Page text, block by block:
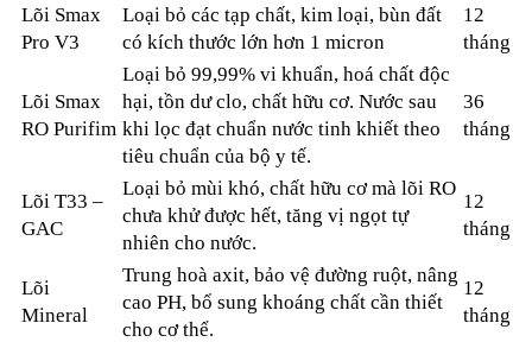
Lõi Smax
Pro V3
Loại bỏ các tạp chất, kim loại, bùn đất
có kích thước lớn hơn 1 micron
12
tháng
Lõi Smax
RO Purifim
Loại bỏ 99,99% vi khuẩn, hoá chất độc
hại, tồn dư clo, chất hữu cơ. Nước sau
khi lọc đạt chuẩn nước tinh khiết theo
tiêu chuẩn của bộ y tế.
36
tháng
Lõi T33 –
GAC
Loại bỏ mùi khó, chất hữu cơ mà lõi RO
chưa khử được hết, tăng vị ngọt tự
nhiên cho nước.
12
tháng
Lõi
Mineral
Trung hoà axit, bảo vệ đường ruột, nâng
cao PH, bổ sung khoáng chất cần thiết
cho cơ thể.
12
tháng